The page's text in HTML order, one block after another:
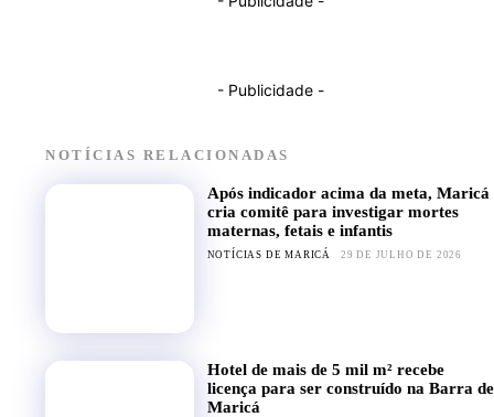
- Publicidade -
NOTÍCIAS RELACIONADAS
Após indicador acima da meta, Maricá
cria comitê para investigar mortes
maternas, fetais e infantis
NOTÍCIAS DE MARICÁ 29 DE JULHO DE 2026
Hotel de mais de 5 mil m² recebe
licença para ser construído na Barra de
Maricá